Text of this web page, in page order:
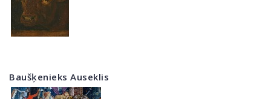
Baušķenieks Auseklis